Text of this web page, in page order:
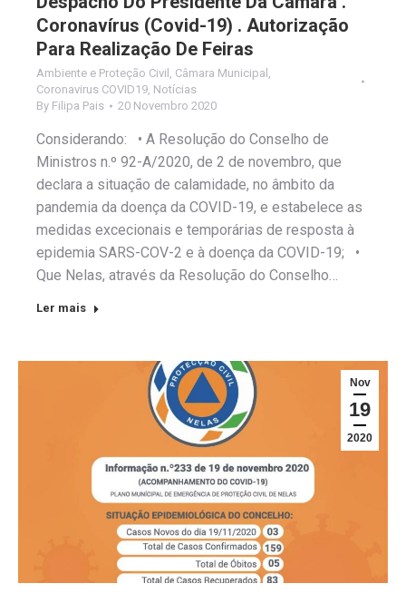
Coronavírus (Covid-19) . Autorização
Para Realização De Feiras
Ambiente e Proteção Civil , Câmara Municipal ,
Coronavirus COVID19, Notícias
By Filipa Pais 20 Novembro 2020
Considerando: • A Resolução do Conselho de
Ministros n.º 92-A/2020, de 2 de novembro, que
declara a situação de calamidade, no âmbito da
pandemia da doença da COVID-19, e estabelece as
medidas excecionais e temporárias de resposta à
epidemia SARS-COV-2 e à doença da COVID-19; •
Que Nelas, através da Resolução do Conselho…
Ler mais
Nov
19
2020